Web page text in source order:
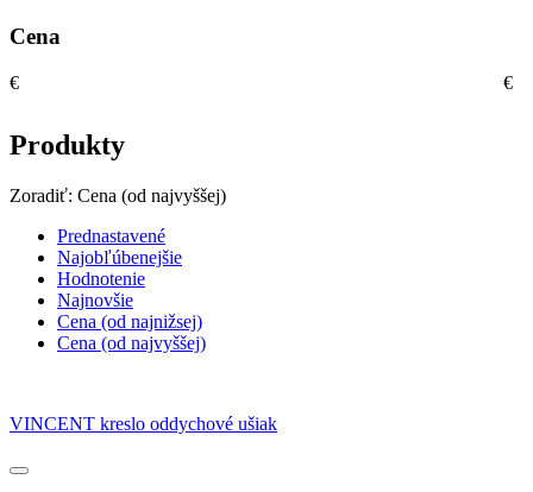
Cena
€ €
Produkty
Zoradiť: Cena (od najvyššej)
Prednastavené
Najobľúbenejšie
Hodnotenie
Najnovšie
Cena (od najnižsej)
Cena (od najvyššej)
VINCENT kreslo oddychové ušiak